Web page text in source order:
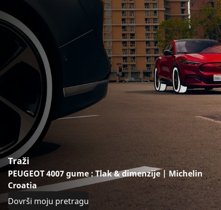
Traži
PEUGEOT 4007 gume : Tlak & dimenzije | Michelin
Croatia
Dovrši moju pretragu